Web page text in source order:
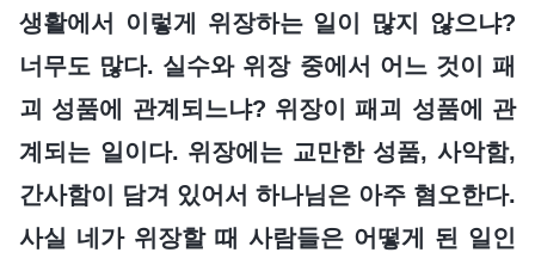
생활에서 이렇게 위장하는 일이 많지 않으냐?
너무도 많다. 실수와 위장 중에서 어느 것이 패
괴 성품에 관계되느냐? 위장이 패괴 성품에 관
계되는 일이다. 위장에는 교만한 성품, 사악함,
간사함이 담겨 있어서 하나님은 아주 혐오한다.
사실 네가 위장할 때 사람들은 어떻게 된 일인